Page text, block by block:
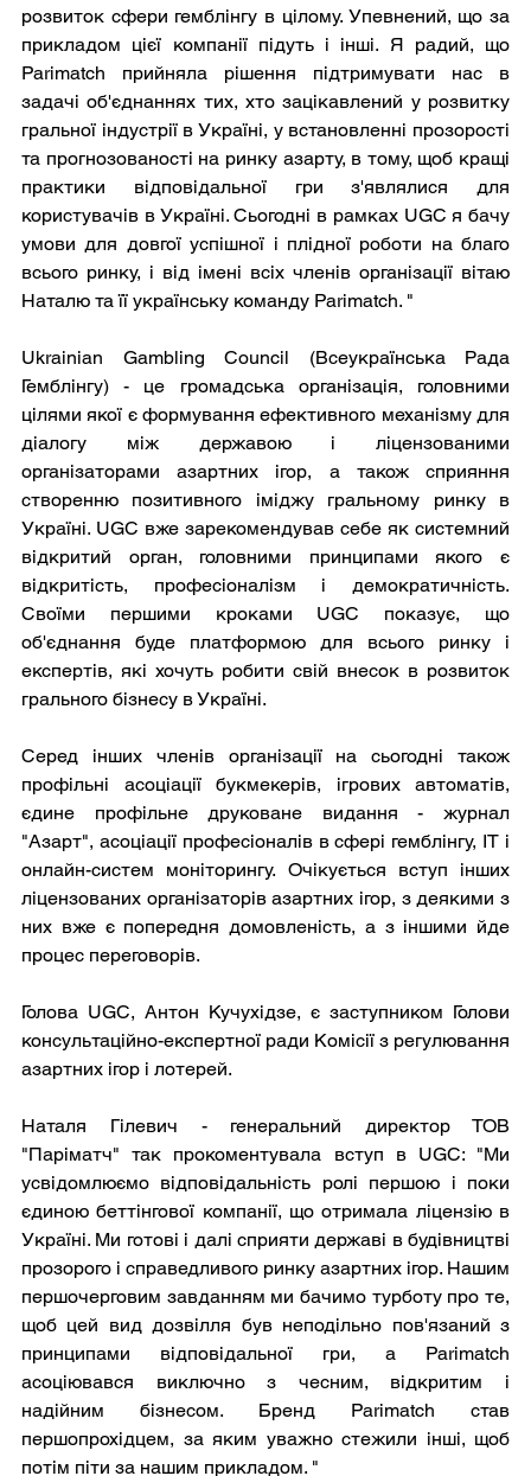
розвиток сфери гемблінгу в цілому. Упевнений, що за
прикладом цієї компанії підуть і інші. Я радий, що
Parimatch прийняла рішення підтримувати нас в
задачі об'єднаннях тих, хто зацікавлений у розвитку
гральної індустрії в Україні, у встановленні прозорості
та прогнозованості на ринку азарту, в тому, щоб кращі
практики відповідальної гри з'являлися для
користувачів в Україні. Сьогодні в рамках UGC я бачу
умови для довгої успішної і плідної роботи на благо
всього ринку, і від імені всіх членів організації вітаю
Наталю та її українську команду Parimatch. "
Ukrainian Gambling Council (Всеукраїнська Рада
Гемблінгу) - це громадська організація, головними
цілями якої є формування ефективного механізму для
діалогу між державою і ліцензованими
організаторами азартних ігор, а також сприяння
створенню позитивного іміджу гральному ринку в
Україні. UGC вже зарекомендував себе як системний
відкритий орган, головними принципами якого є
відкритість, професіоналізм і демократичність.
Своїми першими кроками UGC показує, що
об'єднання буде платформою для всього ринку і
експертів, які хочуть робити свій внесок в розвиток
грального бізнесу в Україні.
Серед інших членів організації на сьогодні також
профільні асоціації букмекерів, ігрових автоматів,
єдине профільне друковане видання - журнал
"Азарт", асоціації професіоналів в сфері гемблінгу, IT і
онлайн-систем моніторингу. Очікується вступ інших
ліцензованих організаторів азартних ігор, з деякими з
них вже є попередня домовленість, а з іншими йде
процес переговорів.
Голова UGC, Антон Кучухідзе, є заступником Голови
консультаційно-експертної ради Комісії з регулювання
азартних ігор і лотерей.
Наталя Гілевич - генеральний директор ТОВ
"Паріматч" так прокоментувала вступ в UGC: "Ми
усвідомлюємо відповідальність ролі першою і поки
єдиною беттінгової компанії, що отримала ліцензію в
Україні. Ми готові і далі сприяти державі в будівництві
прозорого і справедливого ринку азартних ігор. Нашим
першочерговим завданням ми бачимо турботу про те,
щоб цей вид дозвілля був неподільно пов'язаний з
принципами відповідальної гри, а Parimatch
асоціювався виключно з чесним, відкритим і
надійним бізнесом. Бренд Parimatch став
першопрохідцем, за яким уважно стежили інші, щоб
потім піти за нашим прикладом. "